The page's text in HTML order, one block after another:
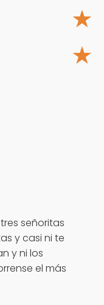
señoritas
y casi ni te
y ni los
el más
★
★